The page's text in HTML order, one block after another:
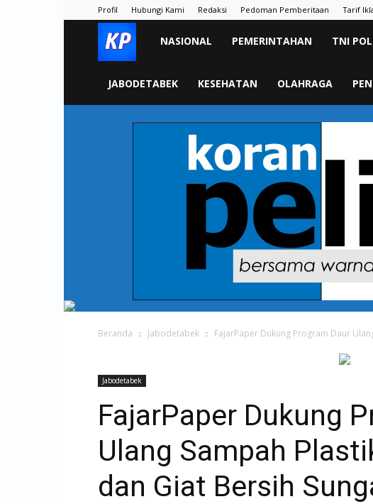
Profil Hubungi Kami Redaksi Pedoman Pemberitaan Tarif
KORAN
PELITA
NASIONAL PEMERINTAHAN TNI
JABODETABEK KESEHATAN OLAHRAGA
Beranda Jabodetabek FajarPaper Dukung Program Daur
Jabodetabek
FajarPaper Dukung
Ulang Sampah
dan Giat Bersih